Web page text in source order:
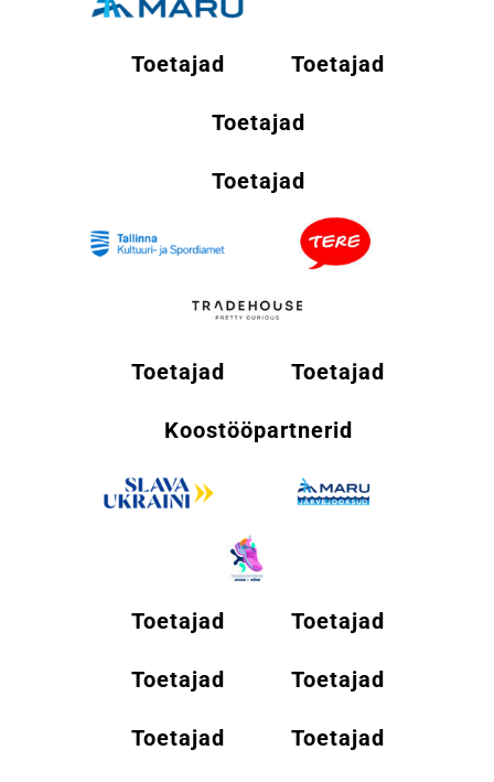
Toetajad Toetajad
Toetajad
Toetajad
Toetajad Toetajad
Koostööpartnerid
Toetajad Toetajad
Toetajad Toetajad
Toetajad Toetajad